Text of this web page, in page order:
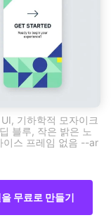
기하학적 모자이크
블루, 작은 밝은 노
이스 프레임 없음 --ar
무료로 만들기